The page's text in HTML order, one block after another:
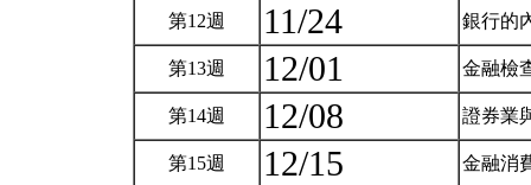
第12週 11/24 銀行的
第13週 12/01 金融檢
第14週 12/08 證券業
第15週 12/15 金融消